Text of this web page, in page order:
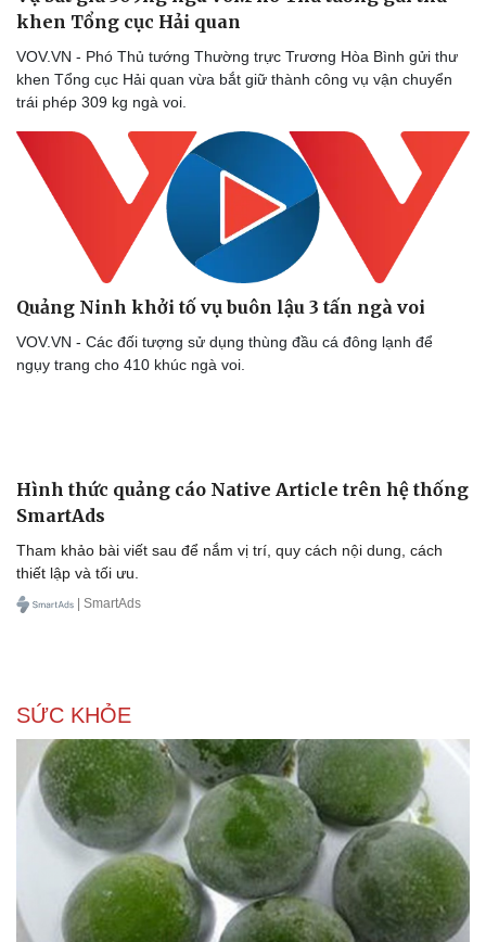
Văn hóa
Sân khấu - Điện ảnh
Văn học
Giải trí
khen Tổng cục Hải quan
VOV.VN - Phó Thủ tướng Thường trực Trương Hòa Bình gửi thư
khen Tổng cục Hải quan vừa bắt giữ thành công vụ vận chuyển
trái phép 309 kg ngà voi.
Quảng Ninh khởi tố vụ buôn lậu 3 tấn ngà voi
VOV.VN - Các đối tượng sử dụng thùng đầu cá đông lạnh để
ngụy trang cho 410 khúc ngà voi.
Hình thức quảng cáo Native Article trên hệ thống
SmartAds
Tham khảo bài viết sau để nắm vị trí, quy cách nội dung, cách
thiết lập và tối ưu.
| SmartAds